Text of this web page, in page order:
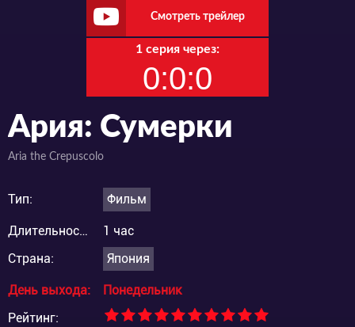
Смотреть трейлер
1 серия через:
0:0:0
Ария: Сумерки
Aria the Crepuscolo
Тип: Фильм
Длительность:
1 час
Страна:
Япония
День выхода:
Понедельник
Рейтинг: